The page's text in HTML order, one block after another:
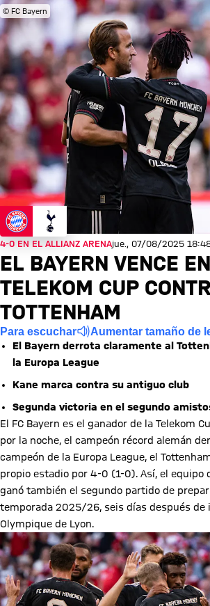
© FC Bayern
4-0 EN EL ALLIANZ ARENAjue., 07/08/2025
EL BAYERN VENCE
TELEKOM CUP
TOTTENHAM
Para escuchar Aumentar tamaño de
El Bayern derrota claramente al
la Europa League
Kane marca contra su antiguo club
Segunda victoria en el segundo
El FC Bayern es el ganador de la Telekom
por la noche, el campeón récord alemán
campeón de la Europa League, el
propio estadio por 4-0 (1-0). Así, el equipo
ganó también el segundo partido de
temporada 2025/26, seis días después de
Olympique de Lyon.